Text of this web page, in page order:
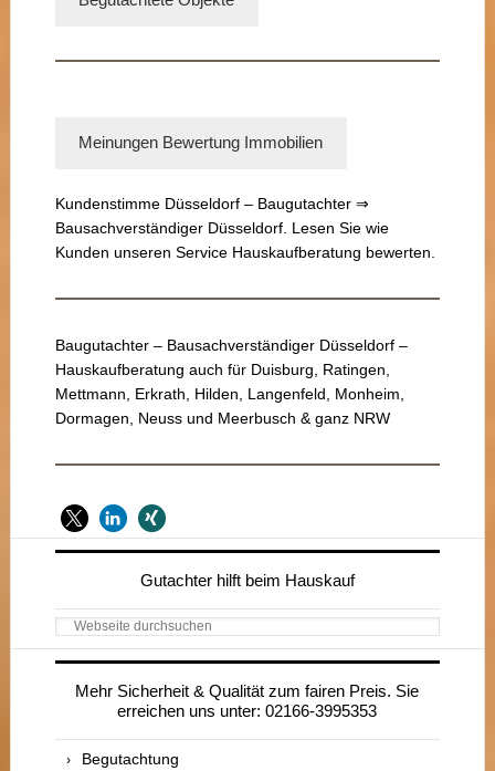
Meinungen Bewertung Immobilien
Kundenstimme Düsseldorf – Baugutachter ⇒
Bausachverständiger Düsseldorf. Lesen Sie wie
Kunden unseren Service Hauskaufberatung bewerten.
Baugutachter – Bausachverständiger Düsseldorf –
Hauskaufberatung auch für Duisburg, Ratingen,
Mettmann, Erkrath, Hilden, Langenfeld, Monheim,
Dormagen, Neuss und Meerbusch & ganz NRW
Seitenspalte
Gutachter hilft beim Hauskauf
Webseite
durchsuchen
Mehr Sicherheit & Qualität zum fairen Preis. Sie
erreichen uns unter: 02166-3995353
Begutachtung